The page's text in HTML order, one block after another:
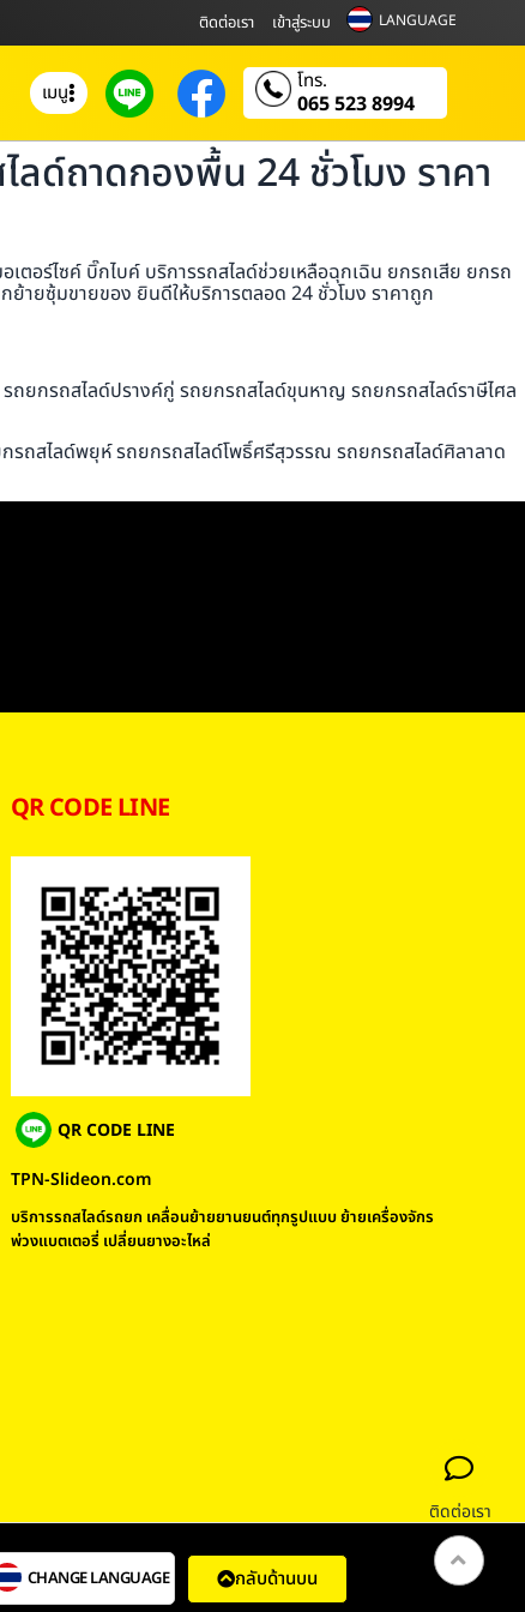
ติดต่อเรา เข้าสู่ระบบ LANGUAGE
เมนู โทร.
065 523 8994
ลด์ถาดกองพื้น 24 ชั่วโมง ราคา
อร์ไซค์ บิ๊กไบค์ บริการรถสไลด์ช่วยเหลือฉุกเฉิน ยกรถเสีย ยกรถ
ยซุ้มขายของ ยินดีให้บริการตลอด 24 ชั่วโมง ราคาถูก
ยกรถสไลด์ปรางค์กู่ รถยกรถสไลด์ขุนหาญ รถยกรถสไลด์ราษีไศล
ถสไลด์พยุห์ รถยกรถสไลด์โพธิ์ศรีสุวรรณ รถยกรถสไลด์ศิลาลาด
QR CODE LINE
QR CODE LINE
TPN-Slideon.com
บริการรถสไลด์รถยก เคลื่อนย้ายยานยนต์ทุกรูปแบบ ย้ายเครื่องจักร
พ่วงแบตเตอรี่ เปลี่ยนยางอะไหล่
CHANGE LANGUAGE กลับด้านบน
ติดต่อเรา